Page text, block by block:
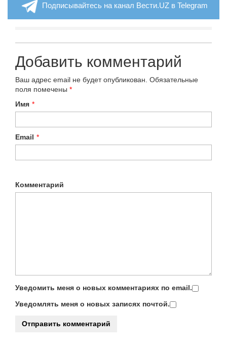
Подписывайтесь на канал Вести.UZ в Telegram
Добавить комментарий
Ваш адрес email не будет опубликован. Обязательные
поля помечены *
Имя *
Email *
Комментарий
Уведомить меня о новых комментариях по email.
Уведомлять меня о новых записях почтой.